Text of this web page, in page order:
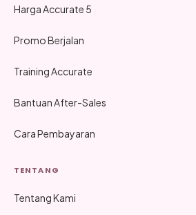
Harga Accurate 5
Promo Berjalan
Training Accurate
Bantuan After-Sales
Cara Pembayaran
TENTANG
Tentang Kami